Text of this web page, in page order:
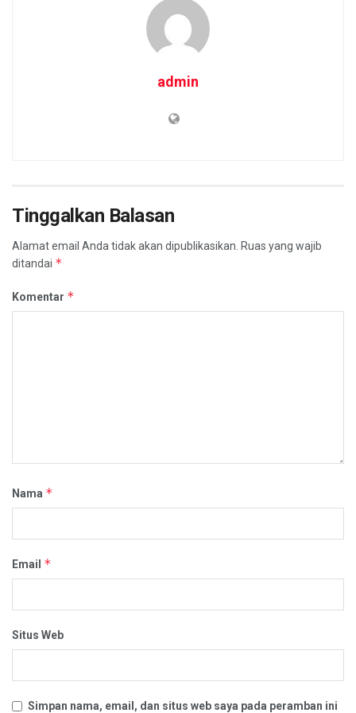
admin
Tinggalkan Balasan
Alamat email Anda tidak akan dipublikasikan. Ruas yang wajib
ditandai *
Komentar *
Nama *
Email *
Situs Web
Simpan nama, email, dan situs web saya pada peramban ini